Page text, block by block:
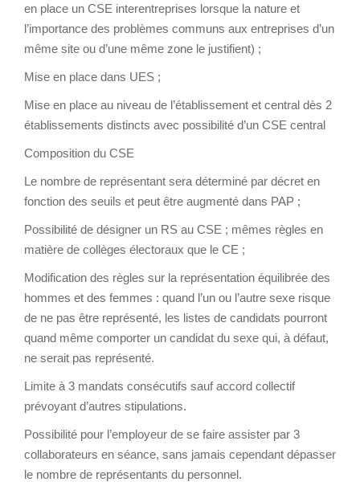
en place un CSE interentreprises lorsque la nature et
l’importance des problèmes communs aux entreprises d’un
même site ou d’une même zone le justifient) ;
Mise en place dans UES ;
Mise en place au niveau de l’établissement et central dès 2
établissements distincts avec possibilité d’un CSE central
Composition du CSE
Le nombre de représentant sera déterminé par décret en
fonction des seuils et peut être augmenté dans PAP ;
Possibilité de désigner un RS au CSE ; mêmes règles en
matière de collèges électoraux que le CE ;
Modification des règles sur la représentation équilibrée des
hommes et des femmes : quand l’un ou l’autre sexe risque
de ne pas être représenté, les listes de candidats pourront
quand même comporter un candidat du sexe qui, à défaut,
ne serait pas représenté.
Limite à 3 mandats consécutifs sauf accord collectif
prévoyant d’autres stipulations.
Possibilité pour l’employeur de se faire assister par 3
collaborateurs en séance, sans jamais cependant dépasser
le nombre de représentants du personnel.